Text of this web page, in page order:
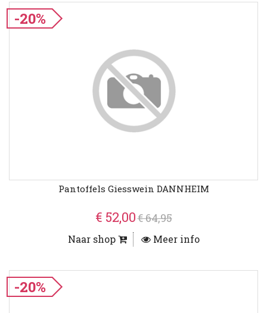
-20%
Pantoffels Giesswein DANNHEIM
€ 52,00€ 64,95
Naar shop Meer info
-20%